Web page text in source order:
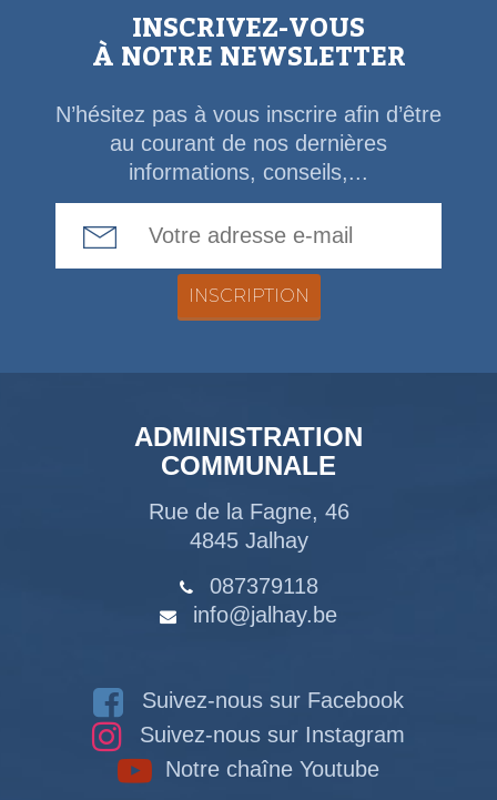
INSCRIVEZ-VOUS
À NOTRE NEWSLETTER
N’hésitez pas à vous inscrire afin d’être
au courant de nos dernières
informations, conseils,...
ADMINISTRATION
COMMUNALE
Rue de la Fagne, 46
4845 Jalhay
087379118
info@jalhay.be
Suivez-nous sur Facebook
Suivez-nous sur Instagram
Notre chaîne Youtube